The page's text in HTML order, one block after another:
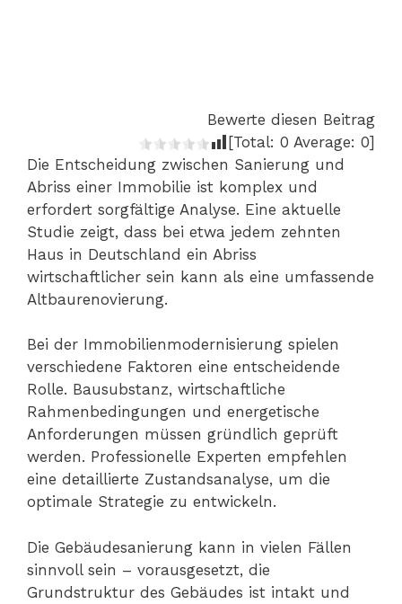
Bewerte diesen Beitrag
[Total: 0 Average: 0]
Die Entscheidung zwischen Sanierung und
Abriss einer Immobilie ist komplex und
erfordert sorgfältige Analyse. Eine aktuelle
Studie zeigt, dass bei etwa jedem zehnten
Haus in Deutschland ein Abriss
wirtschaftlicher sein kann als eine umfassende
Altbaurenovierung.
Bei der Immobilienmodernisierung spielen
verschiedene Faktoren eine entscheidende
Rolle. Bausubstanz, wirtschaftliche
Rahmenbedingungen und energetische
Anforderungen müssen gründlich geprüft
werden. Professionelle Experten empfehlen
eine detaillierte Zustandsanalyse, um die
optimale Strategie zu entwickeln.
Die Gebäudesanierung kann in vielen Fällen
sinnvoll sein – vorausgesetzt, die
Grundstruktur des Gebäudes ist intakt und